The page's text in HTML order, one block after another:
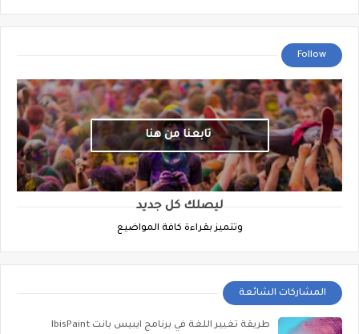
Follow
تابعنا من هنا
ليصلك كل جديد
وتتميز بقراءة كافة المواضيع
المشاركات الشائعة
طريقة تغيير اللغة في برنامج ايبيس بانت IbisPaint